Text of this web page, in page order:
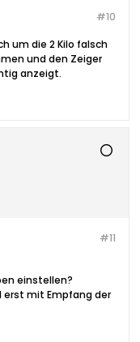
#10
um die 2 Kilo falsch
und den Zeiger
anzeigt.
#11
einstellen?
erst mit Empfang der